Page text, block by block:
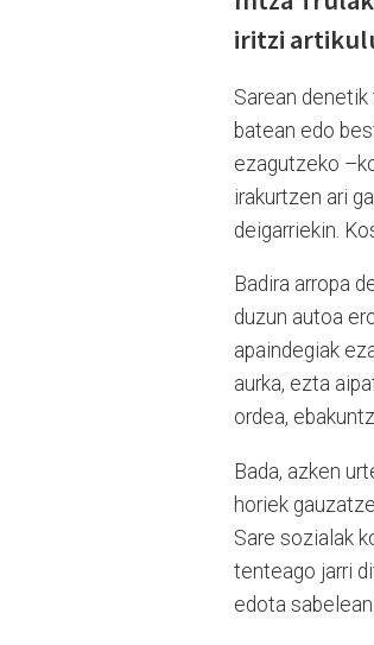
iritzi
Sarean
batean edo
ezagutzeko
irakurtzen ari
deigarriekin.
Badira arropa
duzun autoa
apaindegiak
aurka, ezta
ordea,
Bada, azken
horiek
Sare sozialak
tenteago jarri
edota sabelean